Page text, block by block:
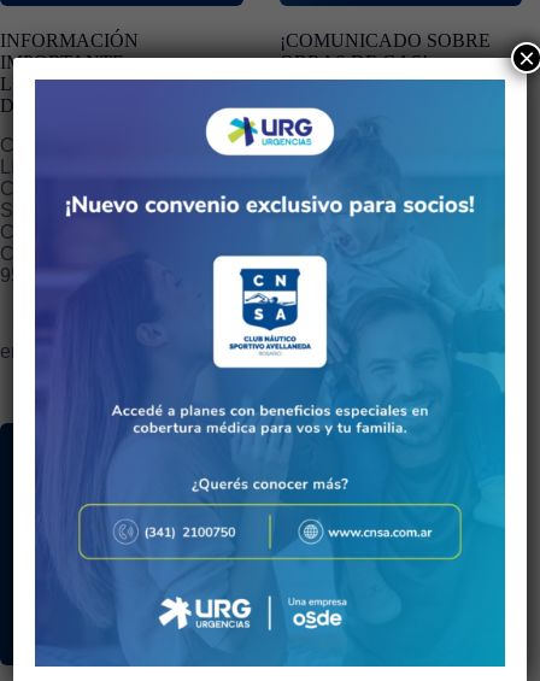
INFORMACIÓN
IMPORTANTE –
LICITACIÓN GIMNASIO
DE MUSCULACIÓN
CONVOCATORIA –
CLUB NAUTICO
SPORTIVO AVELLANEDA,
CON DOMICILIO EN
CALLE PEDRO TUELLA Nº
952 DE…
ene 19, 2026
¡COMUNICADO SOBRE
OBRAS DE GAS!
PARTIR DEL LUNES 13
DE OCTUBRE DE 2025 Y
oct 8, 2025
NOTICIAS
×